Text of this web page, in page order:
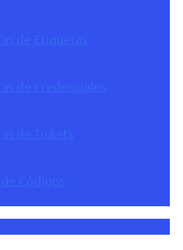
de Etiquetas
de Credenciales
de Tickets
Códigos